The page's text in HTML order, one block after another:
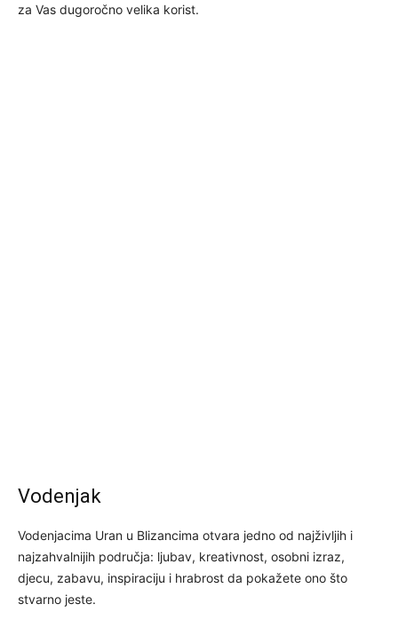
za Vas dugoročno velika korist.
Vodenjak
Vodenjacima Uran u Blizancima otvara jedno od najživljih i
najzahvalnijih područja: ljubav, kreativnost, osobni izraz,
djecu, zabavu, inspiraciju i hrabrost da pokažete ono što
stvarno jeste.